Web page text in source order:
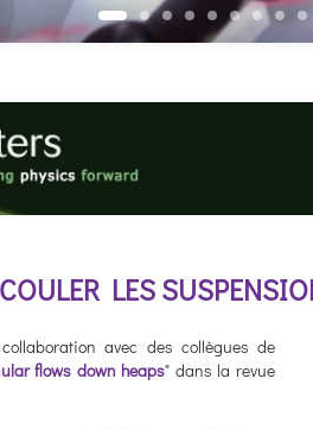
LES
avec des collègues de
flows down heaps" dans la revue